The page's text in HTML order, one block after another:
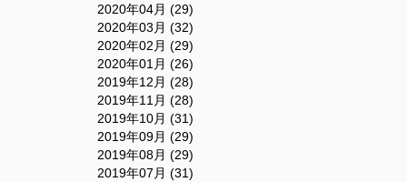
2020年04月 (29)
2020年03月 (32)
2020年02月 (29)
2020年01月 (26)
2019年12月 (28)
2019年11月 (28)
2019年10月 (31)
2019年09月 (29)
2019年08月 (29)
2019年07月 (31)